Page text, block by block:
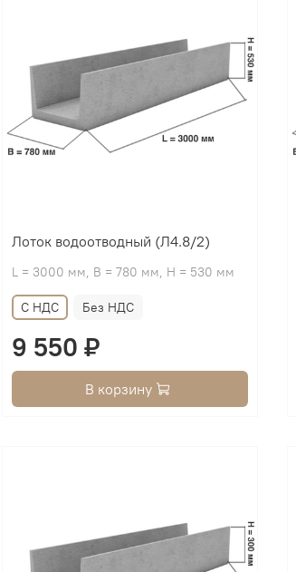
Лоток водоотводный (Л4.8/2)
L = 3000 мм, B = 780 мм, H = 530 мм
С НДС Без НДС
9 550 ₽
В корзину